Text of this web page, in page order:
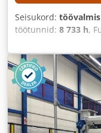
Seisukord:
töötunnid: 8 733 h,
telgede arv:5,